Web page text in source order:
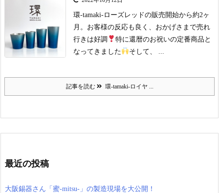
環-tamaki-ローズレッドの販売開始から約2ヶ
月。 お客様の反応も良く、おかげさまで売れ
行きは好調
特に還暦のお祝いの定番商品と
なってきました
そして、 ...
記事を読む 環-tamaki-ロイヤ ...
最近の投稿
大阪錫器さん「蜜-mitsu-」の製造現場を大公開！